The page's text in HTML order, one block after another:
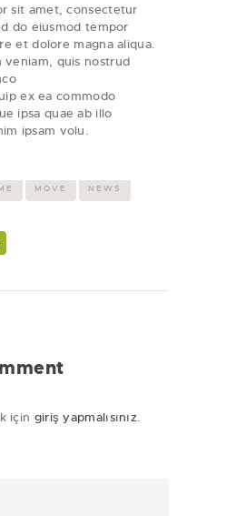
sit amet, consectetur
do eiusmod tempor
et dolore magna aliqua.
veniam, quis nostrud
ex ea commodo
ipsa quae ab illo
ipsam volu.
MOVE
NEWS
için giriş yapmalısınız.